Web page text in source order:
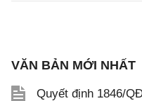
VĂN BẢN MỚI NHẤT
Quyết định 1846/